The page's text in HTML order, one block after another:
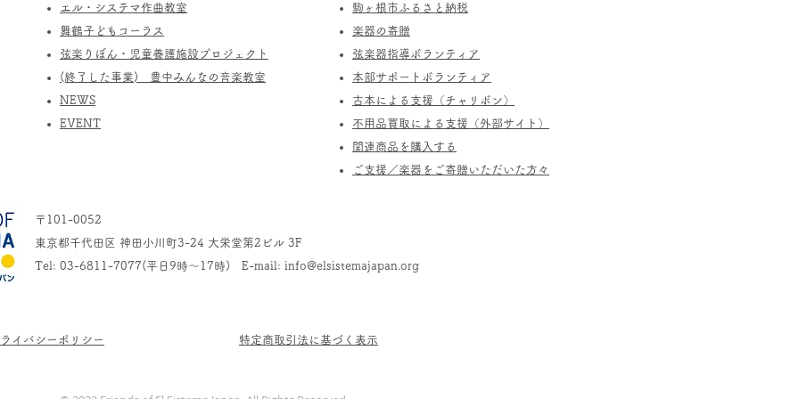
エル・システマ作曲教室
​舞鶴子どもコーラス
​​弦楽りぼん・児童養護施設プロジェクト
(終了した事業) ​豊中みんなの音楽教室
​NEWS
​EVENT
駒ヶ根市ふるさと納税
楽器の寄贈
​弦楽器指導ボランティア
​本部サポートボランティア
​古本による支援（チャリボン）
不用品買取による支援（外部サイト）
関連商品を購入する
​ご支援／楽器をご寄贈いただいた方々
〒101-0052
東京都千代田区 神田小川町3-24 大栄堂第2ビル 3F
Tel: 03-6811-7077(平日9時～17時) E-mail: info@elsistemajapan.org
イバシーポリシー ​特定商取引法に基づく表示